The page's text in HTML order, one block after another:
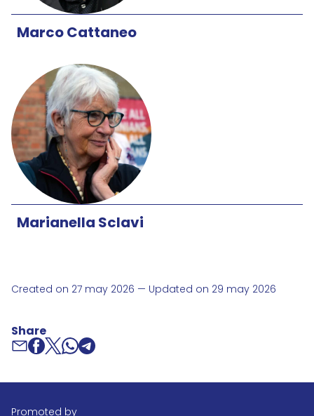
Marco Cattaneo
Marianella Sclavi
Created on 27 may 2026 — Updated on 29 may 2026
Share